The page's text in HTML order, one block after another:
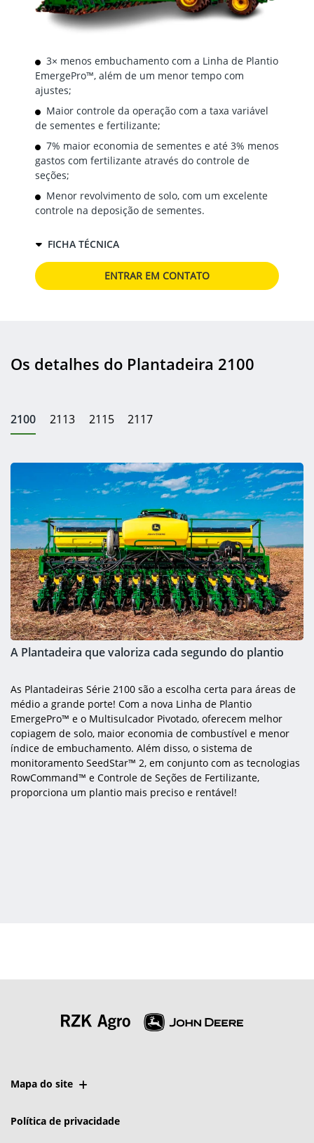
3× menos embuchamento com a Linha de Plantio
EmergePro™, além de um menor tempo com
ajustes;
Maior controle da operação com a taxa variável
de sementes e fertilizante;
7% maior economia de sementes e até 3% menos
gastos com fertilizante através do controle de
seções;
Menor revolvimento de solo, com um excelente
controle na deposição de sementes.
FICHA TÉCNICA
ENTRAR EM CONTATO
Os detalhes do Plantadeira 2100
2100 2113 2115 2117
A Plantadeira que valoriza cada segundo do plantio
As Plantadeiras Série 2100 são a escolha certa para áreas de
médio a grande porte! Com a nova Linha de Plantio
EmergePro™ e o Multisulcador Pivotado, oferecem melhor
copiagem de solo, maior economia de combustível e menor
índice de embuchamento. Além disso, o sistema de
monitoramento SeedStar™ 2, em conjunto com as tecnologias
RowCommand™ e Controle de Seções de Fertilizante,
proporciona um plantio mais preciso e rentável!
Mapa do site
Política de privacidade